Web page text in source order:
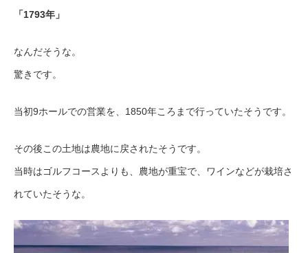
「1793年」
なんだそうな。
驚きです。
当初9ホールでの営業を、1850年ころまで行っていたそうです。
その後この土地は農地に戻されたそうです。
当時はゴルフコースよりも、農地が重宝で、ワインなどが栽培さ
れていたそうな。